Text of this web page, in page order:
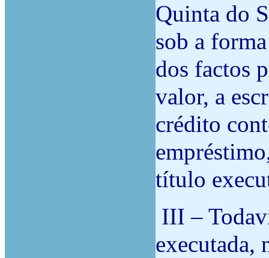
Quinta do
sob a
dos factos
valor, a
crédito
título
III –
executada,